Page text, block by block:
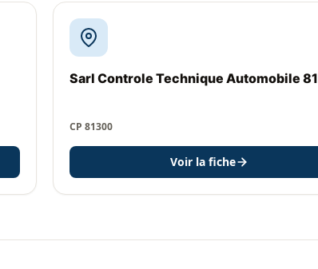
Sarl Controle Technique Automobile 81
CP 81300
Voir la fiche